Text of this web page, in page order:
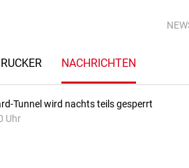
NACHRICHTEN
Tunnel wird nachts teils gesperrt
Uhr